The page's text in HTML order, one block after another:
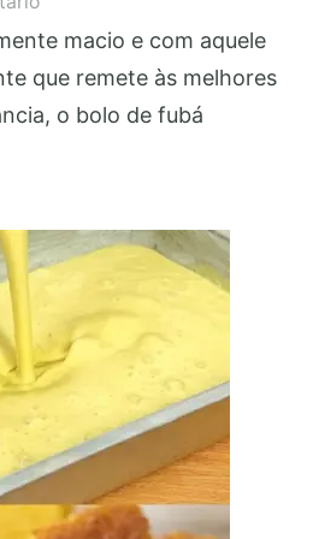
Bolo
de
Fubá
e
Venda
Renda
Extra!
macio e com aquele
que remete às melhores
o bolo de fubá